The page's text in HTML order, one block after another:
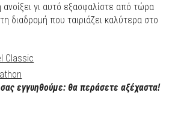
γι αυτό εξασφαλίστε από τώρα
διαδρομή που ταιριάζει καλύτερα στο
Classic
εγγυηθούμε: θα περάσετε αξέχαστα!